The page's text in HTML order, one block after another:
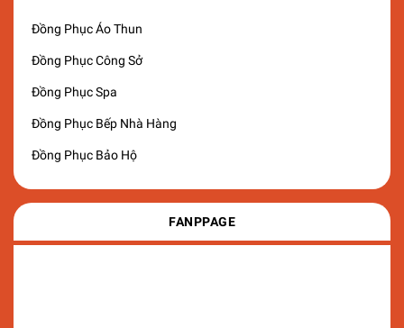
Đồng Phục Áo Thun
Đồng Phục Công Sở
Đồng Phục Spa
Đồng Phục Bếp Nhà Hàng
Đồng Phục Bảo Hộ
FANPPAGE